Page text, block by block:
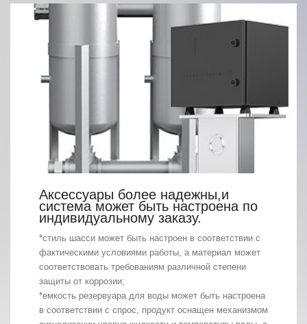
Аксессуары более надежны,и
система может быть настроена по
индивидуальному заказу.
*стиль шасси может быть настроен в соответствии с
фактическими условиями работы, а материал может
соответствовать требованиям различной степени
защиты от коррозии;
*емкость резервуара для воды может быть настроена
в соответствии с спрос, продукт оснащен механизмом